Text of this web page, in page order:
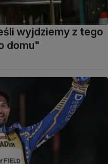
wyjdziemy z tego
domu"